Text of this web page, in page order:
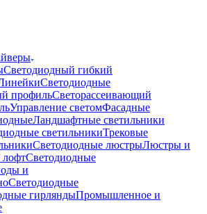
Светодиодный гибкий
Светодиодные
профильСветорассеивающий
Управление светомФасадные
Ландшафтные светильники
светильникиТрековые
Светодиодные люстрыЛюстры и
лофтСветодиодные
и
Светодиодные
гирляндыПромышленное и